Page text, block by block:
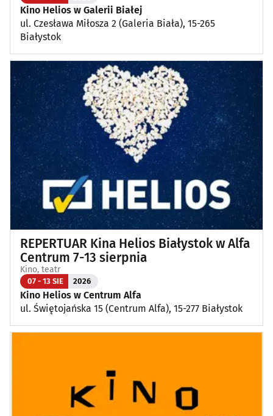
Plenerowe, festyny(12)
Dla dzieci(3)
Targi, konferencje(8)
Wykłady, pokazy, imprezy okolicznościowe (13)
Poza Białymstokiem (1)
Kino Helios w Galerii Białej
ul. Czesława Miłosza 2 (Galeria Biała), 15-265
Białystok
REPERTUAR Kina Helios Białystok w Alfa
Centrum 7-13 sierpnia
Kino, teatr
07 - 13 SIE 2026
Kino Helios w Centrum Alfa
ul. Świętojańska 15 (Centrum Alfa), 15-277 Białystok